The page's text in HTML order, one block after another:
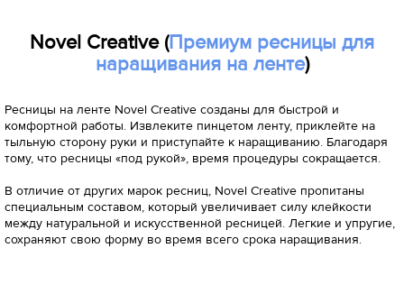
Novel Creative (Премиум ресницы для
наращивания на ленте)
Ресницы на ленте Novel Creative созданы для быстрой и
комфортной работы. Извлеките пинцетом ленту, приклейте на
тыльную сторону руки и приступайте к наращиванию. Благодаря
тому, что ресницы «под рукой», время процедуры сокращается.
В отличие от других марок ресниц, Novel Creative пропитаны
специальным составом, который увеличивает силу клейкости
между натуральной и искусственной ресницей. Легкие и упругие,
сохраняют свою форму во время всего срока наращивания.